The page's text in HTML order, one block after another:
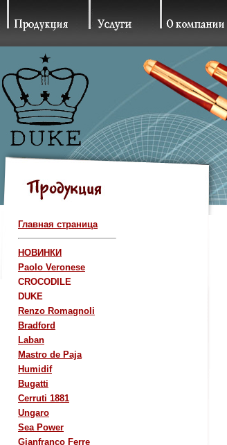
Главная страница
НОВИНКИ
Paolo Veronese
CROCODILE
DUKE
Renzo Romagnoli
Bradford
Laban
Mastro de Paja
Humidif
Bugatti
Cerruti 1881
Ungaro
Sea Power
Gianfranco Ferre